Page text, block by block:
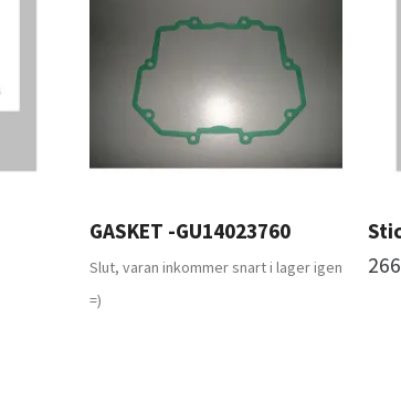
GASKET -GU14023760
Slut, varan inkommer snart i lager igen
=)